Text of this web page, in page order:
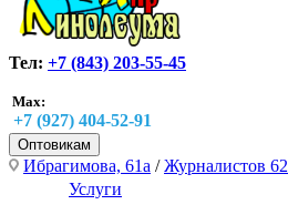
Тел: +7 (843) 203-55-45
Max:
+7 (927) 404-52-91
Оптовикам
Ибрагимова, 61а /Журналистов 62
Услуги